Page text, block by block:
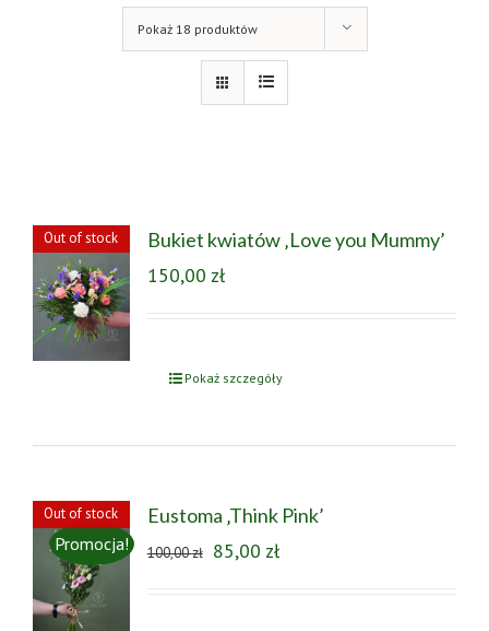
Pokaż 18 produktów
Out of stock Bukiet kwiatów ‚Love you Mummy’
150,00 zł
Pokaż szczegóły
Promocja!
Out of stock Eustoma ‚Think Pink’
100,00zł 85,00 zł